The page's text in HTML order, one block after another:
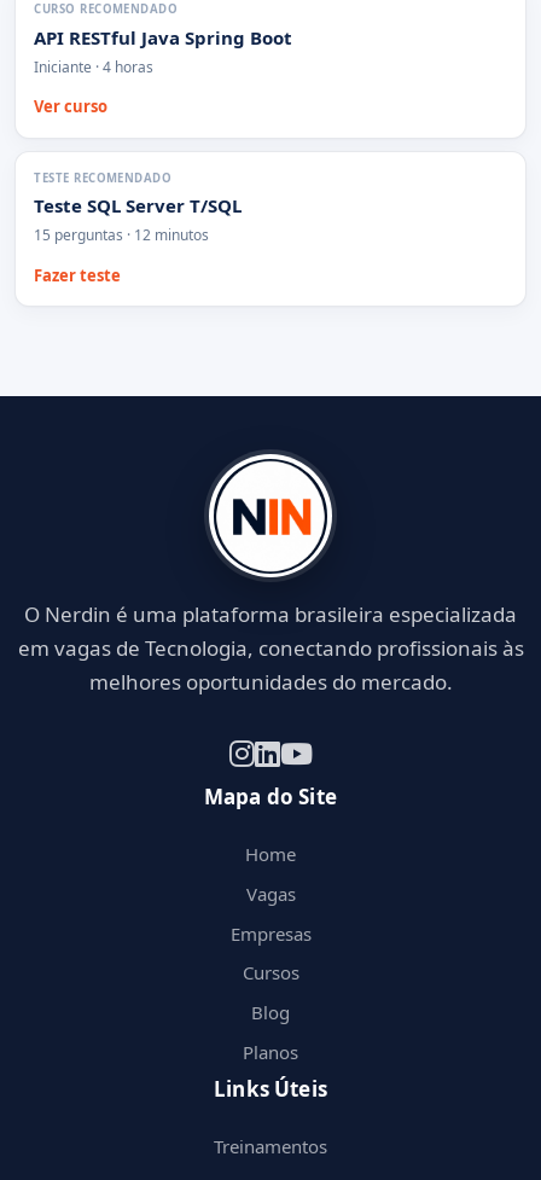
CURSO RECOMENDADO
API RESTful Java Spring Boot
Iniciante · 4 horas
Ver curso
TESTE RECOMENDADO
Teste SQL Server T/SQL
15 perguntas · 12 minutos
Fazer teste
O Nerdin é uma plataforma brasileira especializada
em vagas de Tecnologia, conectando profissionais às
melhores oportunidades do mercado.
Mapa do Site
Home
Vagas
Empresas
Cursos
Blog
Planos
Links Úteis
Treinamentos